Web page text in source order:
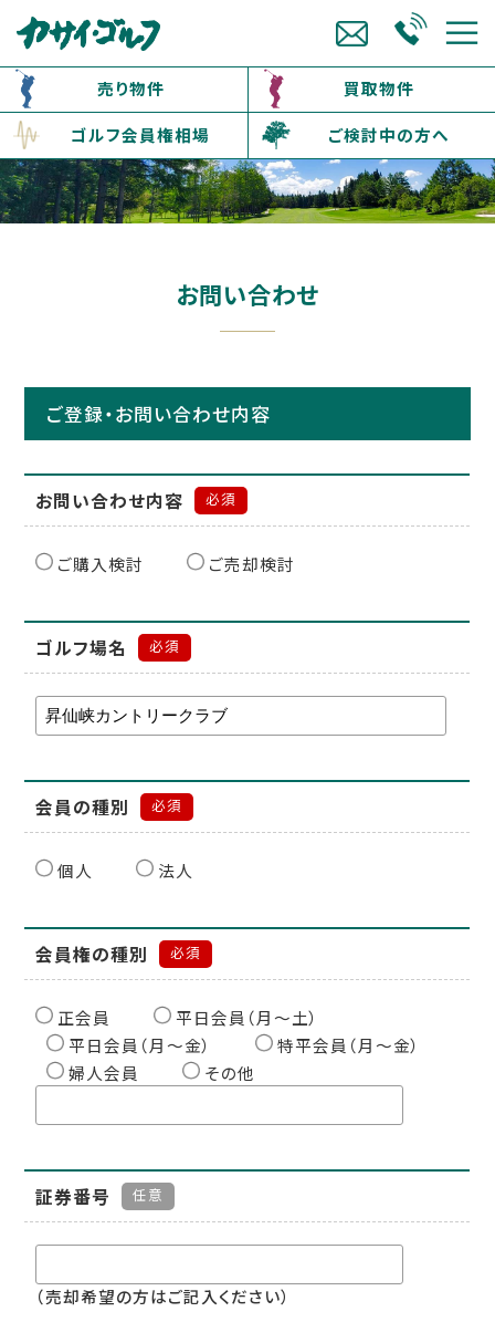
売り物件
買取物件
ゴルフ会員権相場
ご検討中の方へ
お問い合わせ
ご登録・お問い合わせ内容
お問い合わせ内容 必須
ご購入検討 ご売却検討
ゴルフ場名 必須
会員の種別 必須
個人 法人
会員権の種別 必須
正会員
平日会員（月〜土）
平日会員（月〜金）
特平会員（月〜金）
婦人会員
その他
証券番号 任意
（売却希望の方はご記入ください）